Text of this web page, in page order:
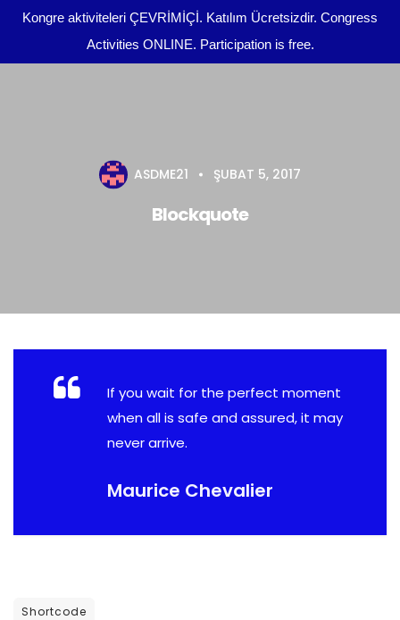
Kongre aktiviteleri ÇEVRİMİÇİ. Katılım Ücretsizdir. Congress
Activities ONLINE. Participation is free.
Yazım Kuralları
Önceki Kongreler
ASDME21 ŞUBAT 5, 2017
Blockquote
If you wait for the perfect moment
when all is safe and assured, it may
never arrive.
Maurice Chevalier
Shortcode